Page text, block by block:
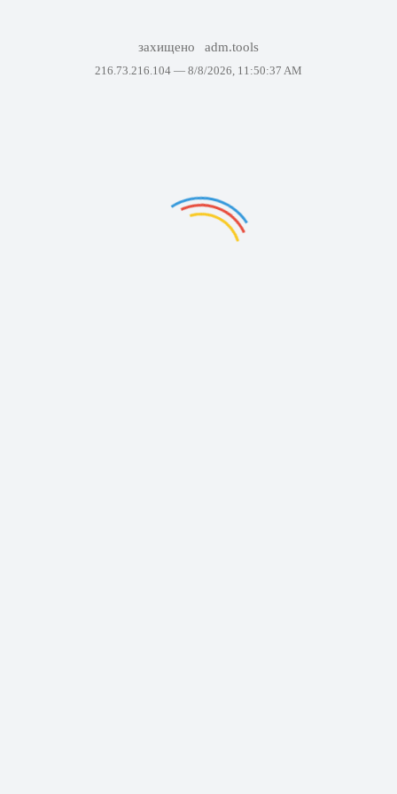
захищено adm.tools
216.73.216.104 — 8/8/2026, 11:50:37 AM